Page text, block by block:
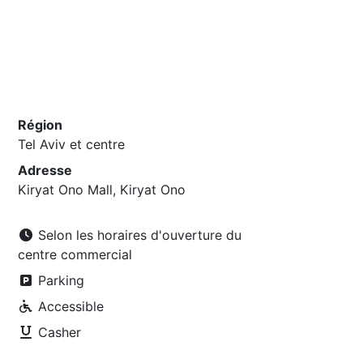
Région
Tel Aviv et centre
Adresse
Kiryat Ono Mall, Kiryat Ono
Selon les horaires d'ouverture du
centre commercial
Parking
Accessible
Casher